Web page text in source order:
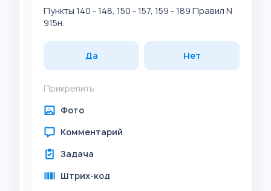
Пункты 140 - 148, 150 - 157, 159 - 189 Правил N
915н.
Да Нет
Прикрепить
Фото
Комментарий
Задача
Штрих-код